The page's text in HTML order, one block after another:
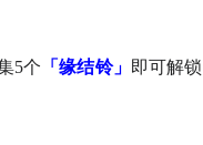
5个 「缘结铃」 即可解锁